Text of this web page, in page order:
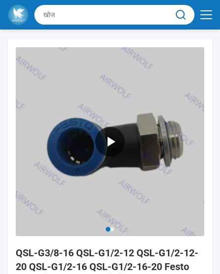
QSL-G3/8-16 QSL-G1/2-12 QSL-G1/2-12-
20 QSL-G1/2-16 QSL-G1/2-16-20 Festo